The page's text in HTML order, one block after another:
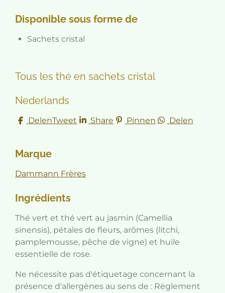
Disponible sous forme de
Sachets cristal
Tous les thé en sachets cristal
Nederlands
DelenTweet Share Pinnen Delen
Marque
Dammann Frères
Ingrédients
Thé vert et thé vert au jasmin (Camellia
sinensis), pétales de fleurs, arômes (litchi,
pamplemousse, pêche de vigne) et huile
essentielle de rose.
Ne nécessite pas d'étiquetage concernant la
présence d'allergènes au sens de : Règlement